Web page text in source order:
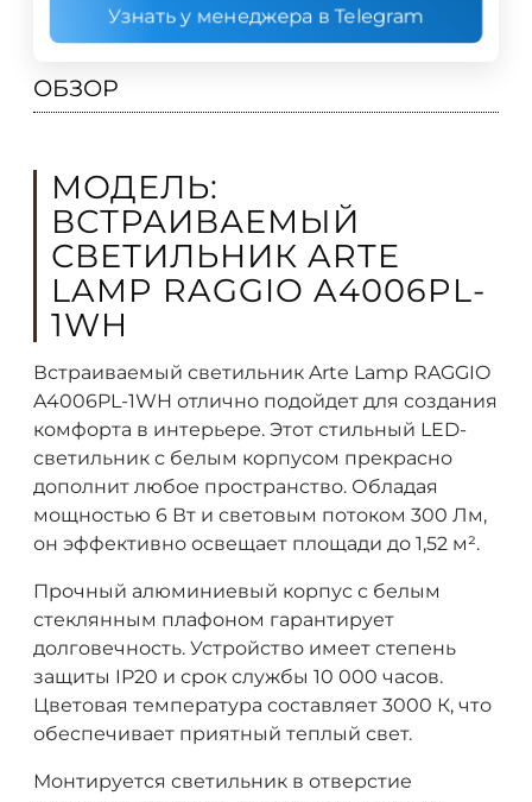
Узнать у менеджера в Telegram
ОБЗОР
МОДЕЛЬ:
ВСТРАИВАЕМЫЙ
СВЕТИЛЬНИК ARTE
LAMP RAGGIO A4006PL-
1WH
Встраиваемый светильник Arte Lamp RAGGIO
A4006PL-1WH отлично подойдет для создания
комфорта в интерьере. Этот стильный LED-
светильник с белым корпусом прекрасно
дополнит любое пространство. Обладая
мощностью 6 Вт и световым потоком 300 Лм,
он эффективно освещает площади до 1,52 м².
Прочный алюминиевый корпус с белым
стеклянным плафоном гарантирует
долговечность. Устройство имеет степень
защиты IP20 и срок службы 10 000 часов.
Цветовая температура составляет 3000 К, что
обеспечивает приятный теплый свет.
Монтируется светильник в отверстие